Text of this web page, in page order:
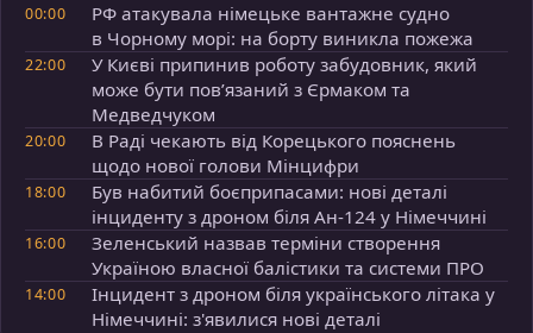
00:00
РФ атакувала німецьке вантажне судно
в Чорному морі: на борту виникла пожежа
22:00
У Києві припинив роботу забудовник, який
може бути пов’язаний з Єрмаком та
Медведчуком
20:00
В Раді чекають від Корецького пояснень
щодо нової голови Мінцифри
18:00
Був набитий боєприпасами: нові деталі
інциденту з дроном біля Ан-124 у Німеччині
16:00
Зеленський назвав терміни створення
Україною власної балістики та системи ПРО
14:00
Інцидент з дроном біля українського літака у
Німеччині: з'явилися нові деталі